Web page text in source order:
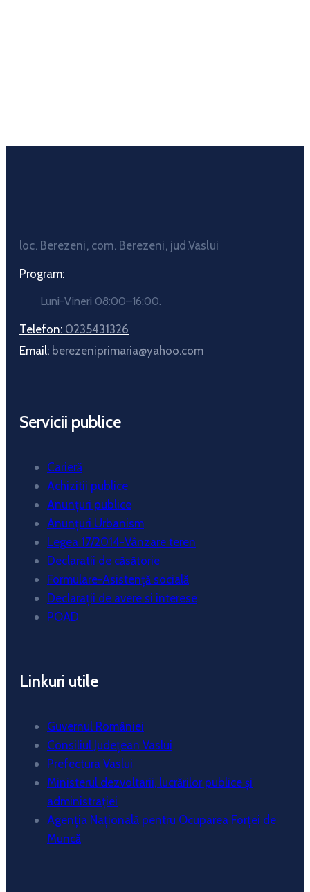
loc. Berezeni, com. Berezeni, jud.Vaslui
Program:
Luni-Vineri 08:00–16:00.
Telefon: 0235431326
Email: berezeniprimaria@yahoo.com
Servicii publice
Carieră
Achizitii publice
Anunțuri publice
Anunțuri Urbanism
Legea 17/2014-Vânzare teren
Declaratii de căsătorie
Formulare-Asistență socială
Declarații de avere si interese
POAD
Linkuri utile
Guvernul României
Consiliul Județean Vaslui
Prefectura Vaslui
Ministerul dezvoltarii, lucrărilor publice și
administrației
Agenția Națională pentru Ocuparea Forței de
Muncă